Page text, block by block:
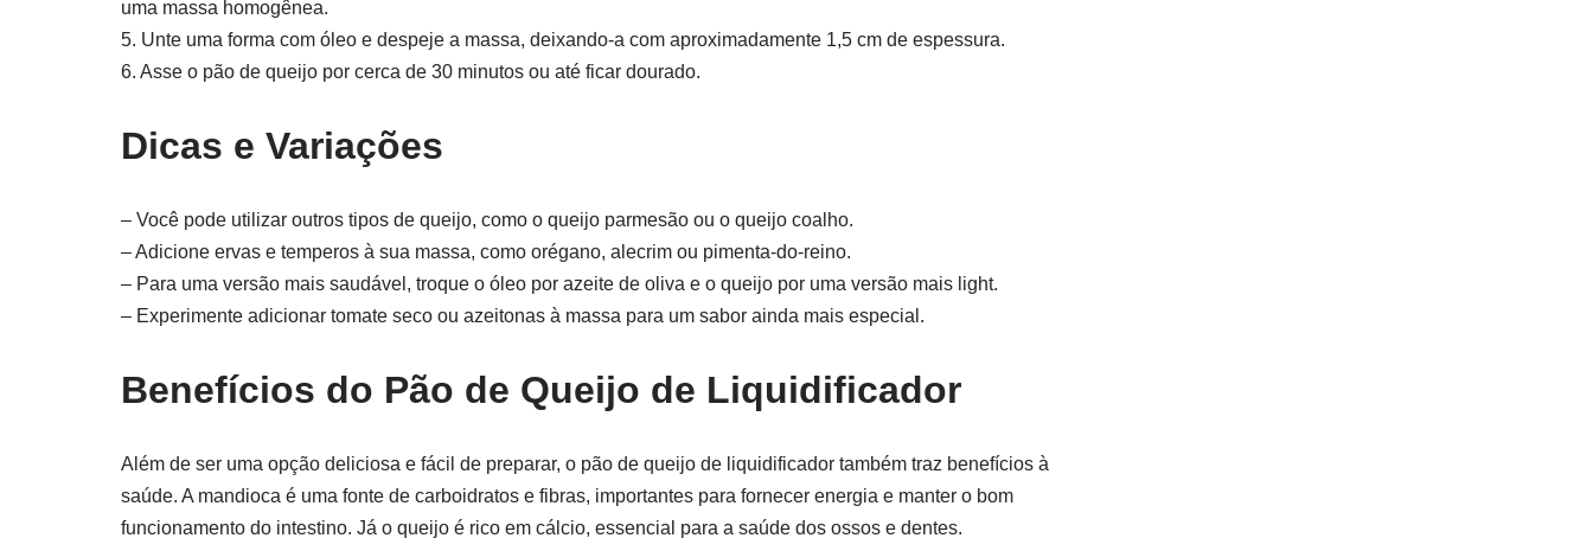
uma massa homogênea.
5. Unte uma forma com óleo e despeje a massa, deixando-a com aproximadamente 1,5 cm de espessura.
6. Asse o pão de queijo por cerca de 30 minutos ou até ficar dourado.
Dicas e Variações
– Você pode utilizar outros tipos de queijo, como o queijo parmesão ou o queijo coalho.
– Adicione ervas e temperos à sua massa, como orégano, alecrim ou pimenta-do-reino.
– Para uma versão mais saudável, troque o óleo por azeite de oliva e o queijo por uma versão mais light.
– Experimente adicionar tomate seco ou azeitonas à massa para um sabor ainda mais especial.
Benefícios do Pão de Queijo de Liquidificador
Além de ser uma opção deliciosa e fácil de preparar, o pão de queijo de liquidificador também traz benefícios à
saúde. A mandioca é uma fonte de carboidratos e fibras, importantes para fornecer energia e manter o bom
funcionamento do intestino. Já o queijo é rico em cálcio, essencial para a saúde dos ossos e dentes.